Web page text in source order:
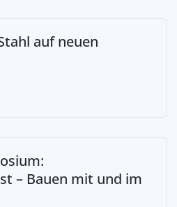
auf neuen
– Bauen mit und im